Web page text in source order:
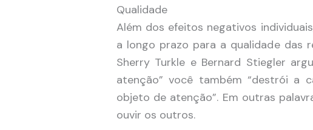
Qualidade
Além dos efeitos negativos
a longo prazo para a qualidade das
Sherry Turkle e Bernard Stiegler
atenção” você também “destrói a
objeto de atenção”. Em outras
ouvir os outros.